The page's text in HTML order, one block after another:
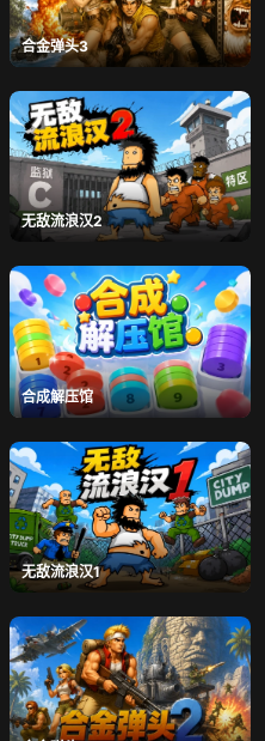
合金弹头3
无敌流浪汉2
合成解压馆
无敌流浪汉1